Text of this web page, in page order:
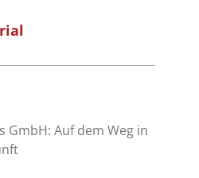
Auf dem Weg in